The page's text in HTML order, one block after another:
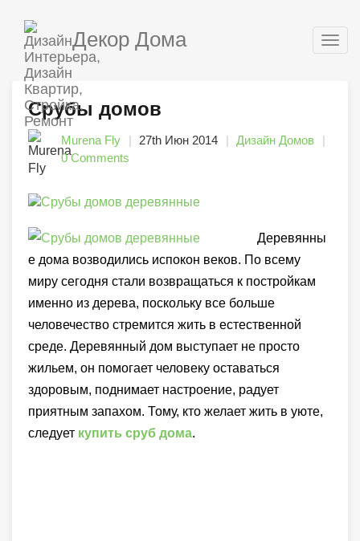
Декор Дома
Срубы домов
Murena Fly 27th Июн 2014
Дизайн Домов
0 Comments
Деревянны
е дома возводились испокон веков. По всему
миру сегодня стали возвращаться к постройкам
именно из дерева, поскольку все больше
человечество стремится жить в естественной
среде. Деревянный дом выступает не просто
жильем, он помогает человеку оставаться
здоровым, поднимает настроение, радует
приятным запахом. Тому, кто желает жить в уюте,
следует купить сруб дома.